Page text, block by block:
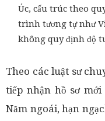
Úc, cấu trúc theo
trình tương tự như
không quy định độ
Theo các luật sư
tiếp nhận hồ sơ
Năm ngoái, hạn